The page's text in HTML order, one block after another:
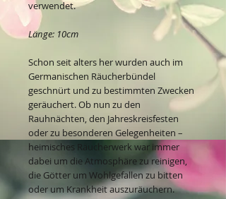
verwendet.
Länge: 10cm
Schon seit alters her wurden auch im
Germanischen Räucherbündel
geschnürt und zu bestimmten Zwecken
geräuchert. Ob nun zu den
Rauhnächten, den Jahreskreisfesten
oder zu besonderen Gelegenheiten –
heimisches Räucherwerk war immer
dabei um die Atmosphäre zu reinigen,
die Götter um Wohlgefallen zu bitten
oder um Krankheit auszuräuchern.